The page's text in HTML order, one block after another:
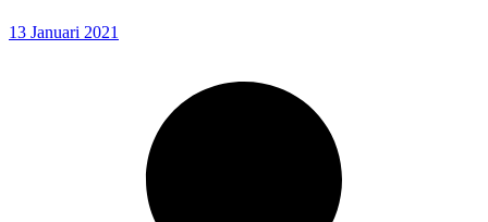
13 Januari 2021